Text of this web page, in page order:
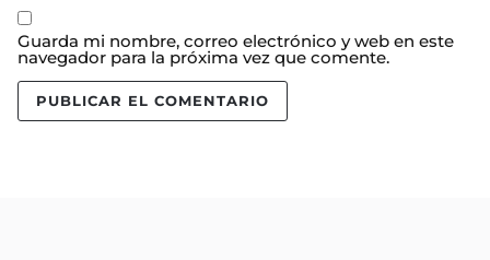
Guarda mi nombre, correo electrónico y web en este
navegador para la próxima vez que comente.